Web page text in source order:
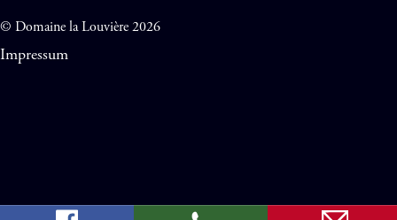
© Domaine la Louvière 2026
Impressum